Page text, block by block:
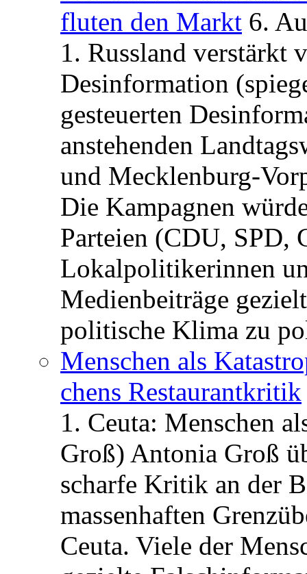
fluten den Markt 6.
1. Russland verstärkt
Desinformation
gesteuerten
anstehenden
und Mecklenburg-
Die Kampagnen
Parteien (CDU, SPD,
Lokalpolitikerinnen
Medienbeiträge
politische Klima zu
Menschen als
chens Restau­rant­kritik
1. Ceuta: Menschen
Groß) Antonia Groß
scharfe Kritik an der
massenhaften
Ceuta. Viele der